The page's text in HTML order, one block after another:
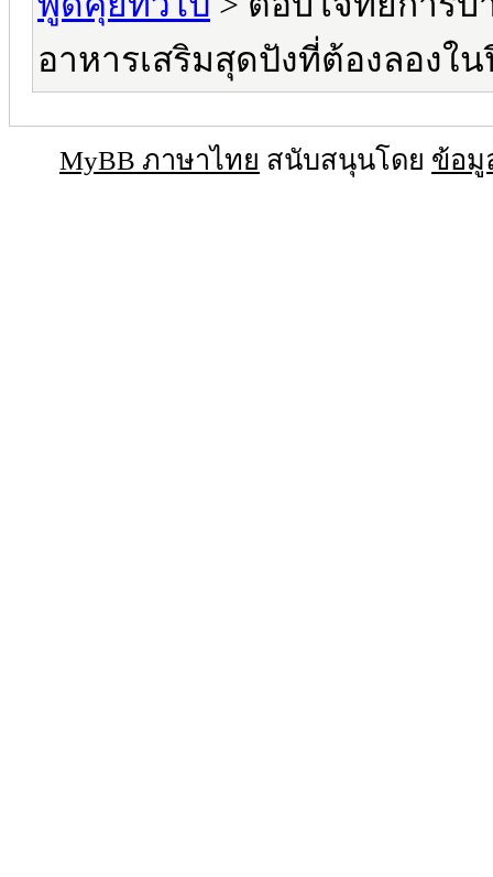
อาหารเสริมสุดปังที่ต้องลองใน
MyBB ภาษาไทย สนับสนุนโดย ข้อมู